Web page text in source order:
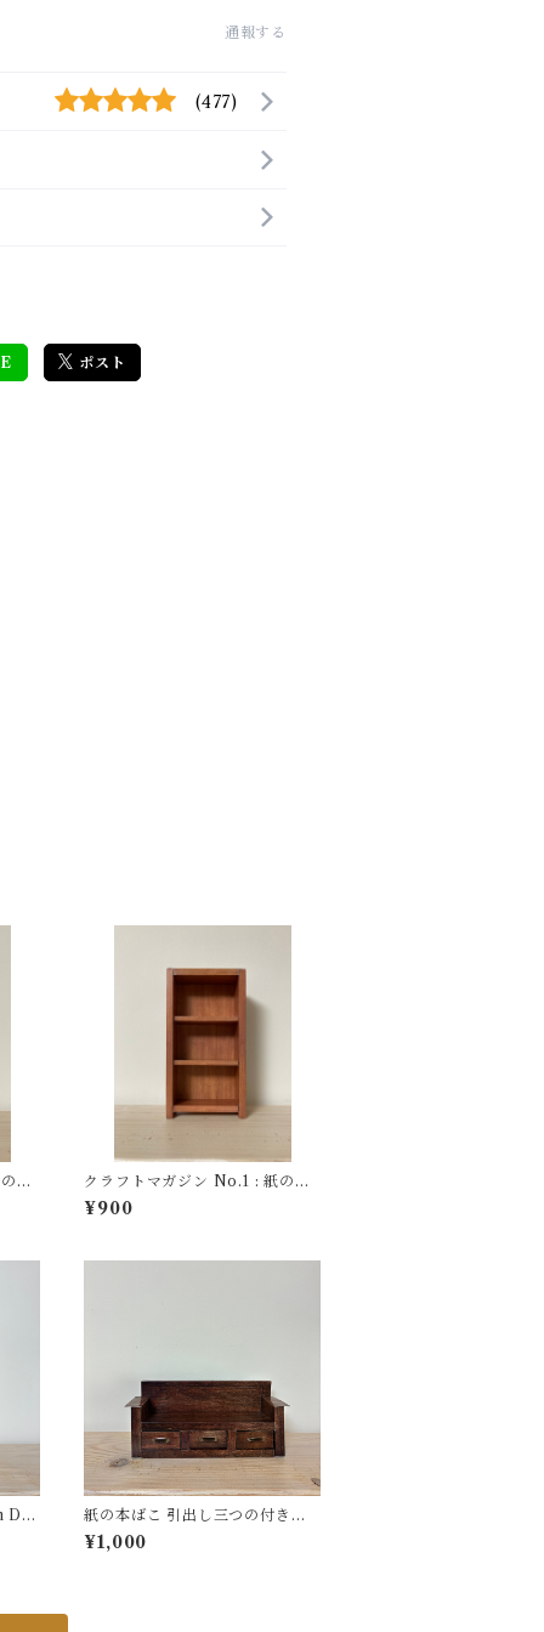
通報する
(477)
ポスト
本
クラフトマガジン No.1 : 紙の本
ばこ【木目の見えるヒッコリーの
本だな】
¥900
Dre
紙の本ばこ 引出し三つの付きの
ベンチ ※新バージョン
¥1,000